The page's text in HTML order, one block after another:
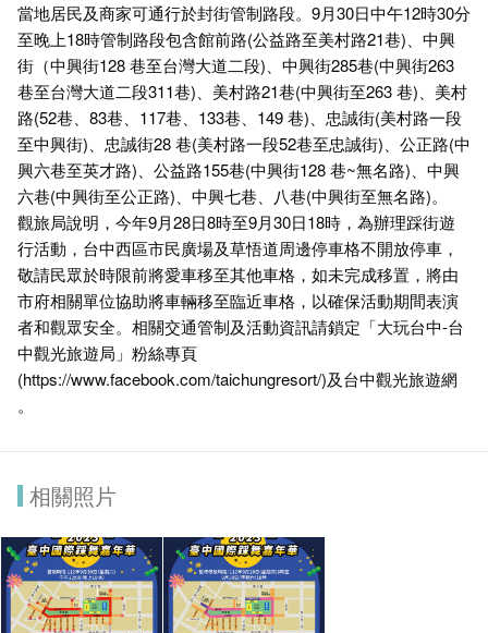
當地居民及商家可通行於封街管制路段。9月30日中午12時30分
至晚上18時管制路段包含館前路(公益路至美村路21巷)、中興
街（中興街128 巷至台灣大道二段)、中興街285巷(中興街263
巷至台灣大道二段311巷)、美村路21巷(中興街至263 巷)、美村
路(52巷、83巷、117巷、133巷、149 巷)、忠誠街(美村路一段
至中興街)、忠誠街28 巷(美村路一段52巷至忠誠街)、公正路(中
興六巷至英才路)、公益路155巷(中興街128 巷~無名路)、中興
六巷(中興街至公正路)、中興七巷、八巷(中興街至無名路)。
觀旅局說明，今年9月28日8時至9月30日18時，為辦理踩街遊
行活動，台中西區市民廣場及草悟道周邊停車格不開放停車，
敬請民眾於時限前將愛車移至其他車格，如未完成移置，將由
市府相關單位協助將車輛移至臨近車格，以確保活動期間表演
者和觀眾安全。相關交通管制及活動資訊請鎖定「大玩台中-台
中觀光旅遊局」粉絲專頁
(https://www.facebook.com/taichungresort/)及台中觀光旅遊網
。
相關照片